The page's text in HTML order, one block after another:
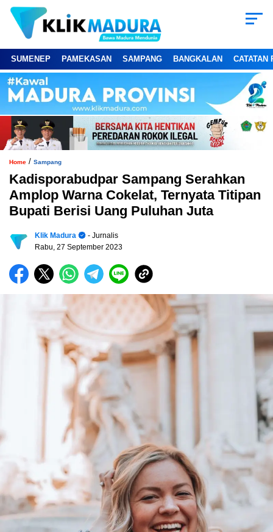
SUMENEP PAMEKASAN SAMPANG BANGKALAN CATATAN
Home / Sampang
Kadisporabudpar Sampang Serahkan
Amplop Warna Cokelat, Ternyata Titipan
Bupati Berisi Uang Puluhan Juta
Klik Madura
- Jurnalis
Rabu, 27 September 2023